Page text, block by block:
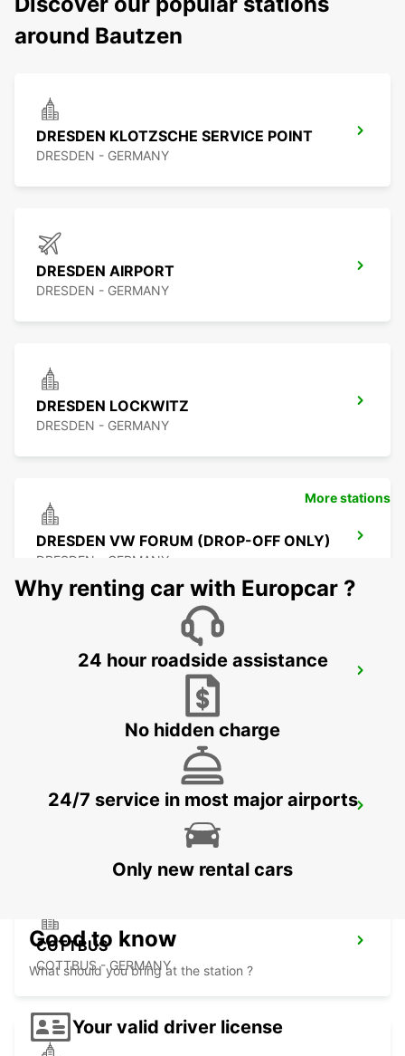
around Bautzen
DRESDEN KLOTZSCHE SERVICE POINT
DRESDEN - GERMANY
DRESDEN AIRPORT
DRESDEN - GERMANY
DRESDEN LOCKWITZ
DRESDEN - GERMANY
DRESDEN VW FORUM (DROP-OFF ONLY)
DRESDEN - GERMANY
DRESDEN MAIN STATION
COTTBUS
COTTBUS - GERMANY
More stations
Why renting car with Europcar ?
24 hour roadside assistance
No hidden charge
24/7 service in most major airports
Only new rental cars
Good to know
What should you bring at the station ?
Your valid driver license